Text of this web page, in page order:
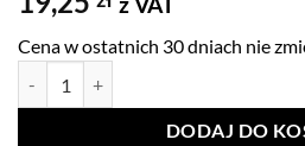
Cena w ostatnich 30 dniach nie
DODAJ DO